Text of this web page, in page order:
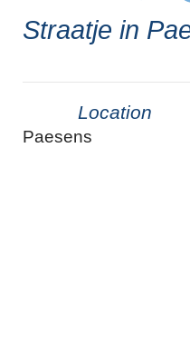
Straatje in
Location
Paesens